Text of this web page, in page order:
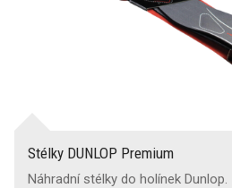
Stélky DUNLOP Premium
Náhradní stélky do holínek Dunlop.